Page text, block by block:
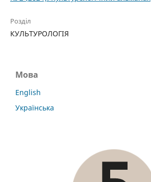
Розділ
КУЛЬТУРОЛОГІЯ
Мова
English
Українська